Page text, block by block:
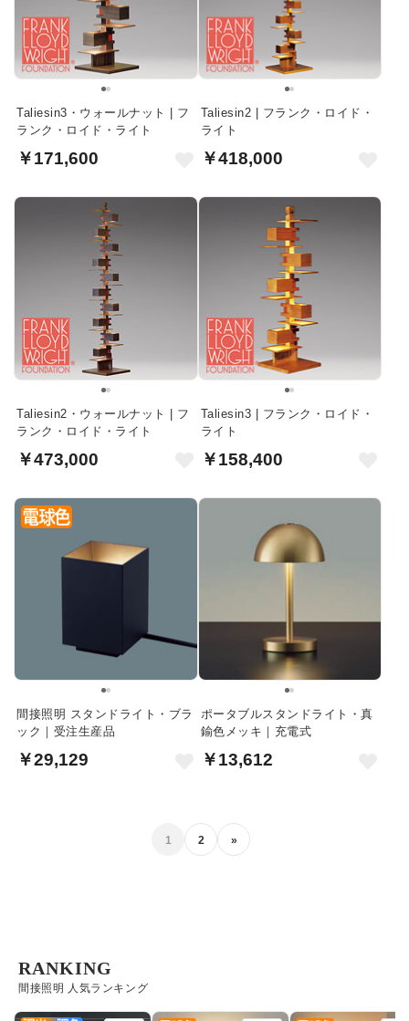
Taliesin3・ウォールナット | フ
ランク・ロイド・ライト
￥171,600
Taliesin2 | フランク・ロイド・
ライト
￥418,000
Taliesin2・ウォールナット | フ
ランク・ロイド・ライト
￥473,000
Taliesin3 | フランク・ロイド・
ライト
￥158,400
間接照明 スタンドライト・ブラ
ック｜受注生産品
￥29,129
ポータブルスタンドライト・真
鍮色メッキ｜充電式
￥13,612
1 2 »
間接照明 人気ランキング
RANKING